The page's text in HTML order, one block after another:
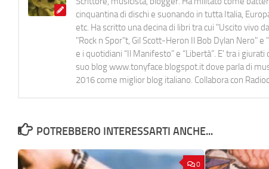
cinquantina di dischi e suonando in tutta Italia,
etc. Ha scritto una decina di libri tra cui "Uscito vivo
"Rock n Spor"t, Gil Scott-Heron Il Bob Dylan Nero" e
e i quotidiani “Il Manifesto” e “Libertà”. E' tra i
suo blog www.tonyface.blogspot.it dove parla di
2016 come miglior blog italiano. Collabora con
POTREBBERO INTERESSARTI ANCHE...
0